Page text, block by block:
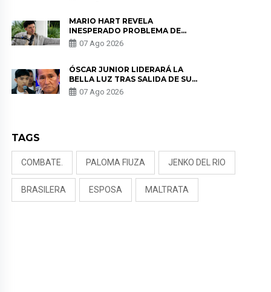
MARIO HART REVELA
INESPERADO PROBLEMA DE
SALUD ANTES DE SEPARARSE DE
KORINA: “ME ENCONTRARON UN
07 Ago 2026
ÓSCAR JUNIOR LIDERARÁ LA
BELLA LUZ TRAS SALIDA DE SU
PADRE POR POLÉMICA CON
NALDY SALDAÑA
07 Ago 2026
TAGS
COMBATE. PALOMA FIUZA JENKO DEL RIO
BRASILERA ESPOSA MALTRATA